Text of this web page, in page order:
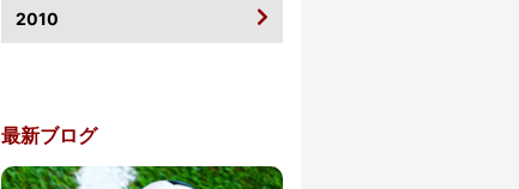
2010
最新ブログ